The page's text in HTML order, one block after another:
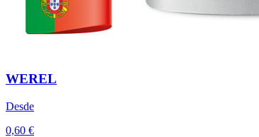
WEREL
Desde
0,60 €